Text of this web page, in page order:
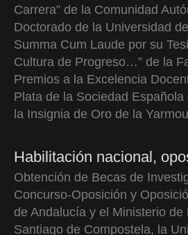
Carrera” de la Comunidad
Doctorado de la Universidad
Summa Cum Laude por su
Cultura de Progreso…” de la
Premios a la Excelencia
Plata de la Sociedad
la Insignia de Oro de la
Habilitación nacional,
Obtención de Becas de
Concurso-Oposición y
de Andalucía y el Ministerio
Santiago de Compostela, la